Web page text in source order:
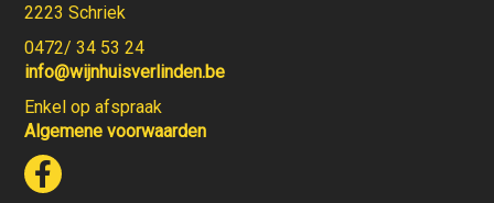
2223 Schriek
0472/ 34 53 24
info@wijnhuisverlinden.be
Enkel op afspraak
Algemene voorwaarden